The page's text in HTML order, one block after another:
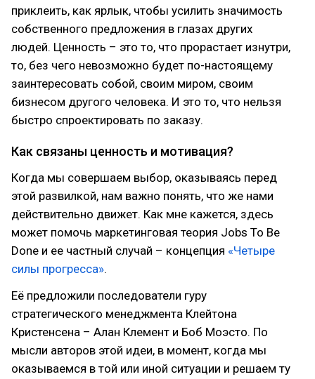
приклеить, как ярлык, чтобы усилить значимость
собственного предложения в глазах других
людей. Ценность – это то, что прорастает изнутри,
то, без чего невозможно будет по-настоящему
заинтересовать собой, своим миром, своим
бизнесом другого человека. И это то, что нельзя
быстро спроектировать по заказу.
Как связаны ценность и мотивация?
Когда мы совершаем выбор, оказываясь перед
этой развилкой, нам важно понять, что же нами
действительно движет. Как мне кажется, здесь
может помочь маркетинговая теория Jobs To Be
Done и ее частный случай – концепция «Четыре
силы прогресса».
Её предложили последователи гуру
стратегического менеджмента Клейтона
Кристенсена – Алан Клемент и Боб Моэсто. По
мысли авторов этой идеи, в момент, когда мы
оказываемся в той или иной ситуации и решаем ту